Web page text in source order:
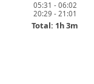
05:31 - 06:02
20:29 - 21:01
Total: 1h 3m